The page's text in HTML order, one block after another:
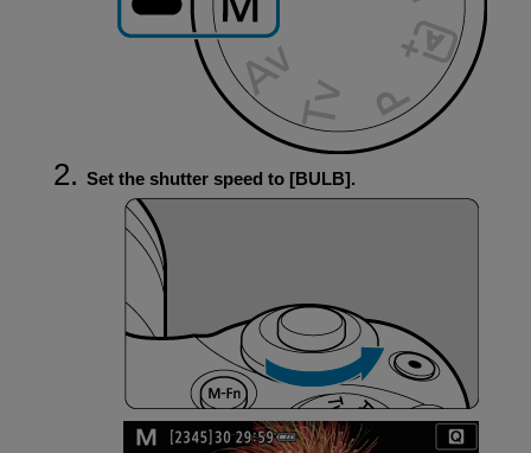
Set the shutter speed to [BULB].